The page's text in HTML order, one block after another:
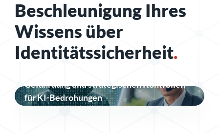
Beschleunigung Ihres
Wissens über
Identitätssicherheit.
Gefährdung und strategischen Kontrollen
für KI-Bedrohungen